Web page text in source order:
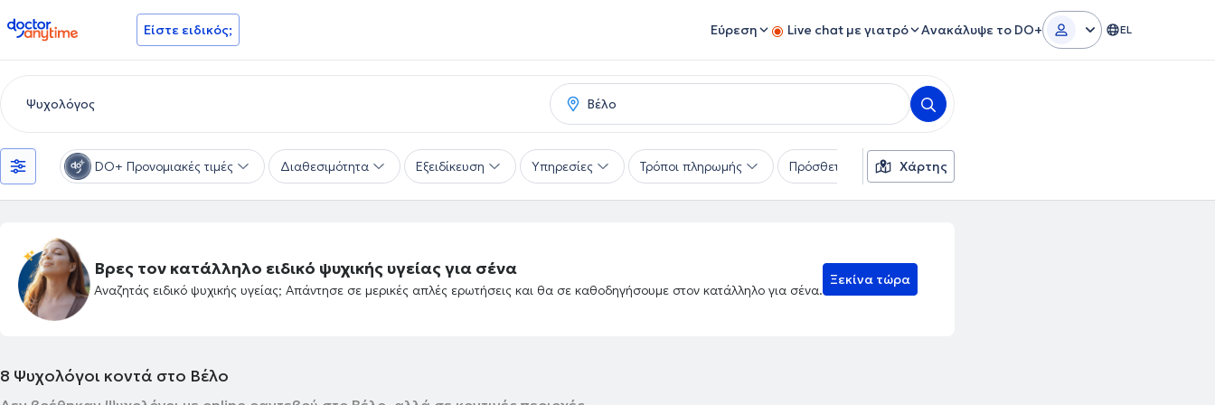
doctoranytime Είστε ειδικός; Εύρεση Live chat με γιατρό Ανακάλυψε το DO+ EL
DO+ Προνομιακές τιμές Διαθεσιμότητα Εξειδίκευση Υπηρεσίες Τρόποι πληρωμής Πρόσθετα φίλτρα Γλώσσες
Χάρτης
Βρες τον κατάλληλο ειδικό ψυχικής υγείας για σένα
Αναζητάς ειδικό ψυχικής υγείας; Απάντησε σε μερικές απλές ερωτήσεις και θα σε καθοδηγήσουμε στον κατάλληλο για σένα.
Ξεκίνα τώρα
8 Ψυχολόγοι κοντά στο Βέλο